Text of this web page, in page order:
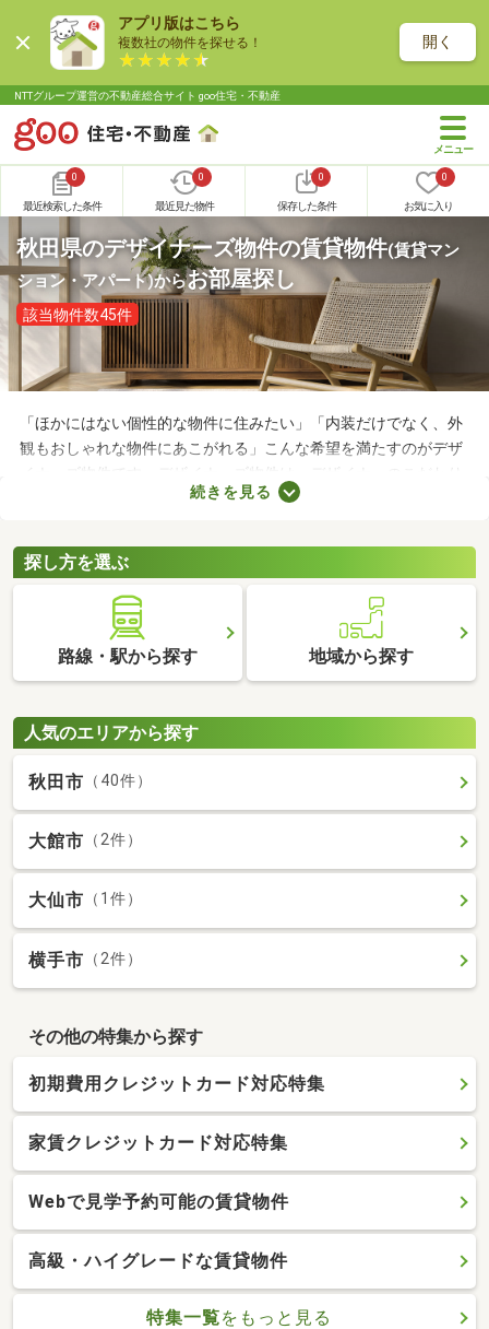
アプリ版はこちら
複数社の物件を探せる！ 開く
NTTグループ運営の不動産総合サイト goo住宅・不動産
0
最近検索した条件
0
最近見た物件
0
保存した条件
0
お気に入り
秋田県のデザイナーズ物件の賃貸物件(賃貸マン
ション・アパート)からお部屋探し
該当物件数45件
「ほかにはない個性的な物件に住みたい」「内装だけでなく、外
観もおしゃれな物件にあこがれる」こんな希望を満たすのがデザ
イナーズ物件です。デザイナーズ物件は、デザイナーのこだわり
が詰められたおしゃれな建物であることがポイント。ここでデザ
くださいね。
続きを見る
探し方を選ぶ
路線・駅から探す 地域から探す
人気のエリアから探す
秋田市 （40件）
大館市 （2件）
大仙市 （1件）
横手市 （2件）
その他の特集から探す
初期費用クレジットカード対応特集
家賃クレジットカード対応特集
Webで見学予約可能の賃貸物件
高級・ハイグレードな賃貸物件
特集一覧をもっと見る